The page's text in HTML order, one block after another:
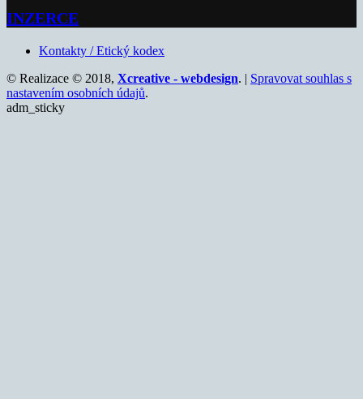
INZERCE
Kontakty / Etický kodex
© Realizace © 2018, Xcreative - webdesign. | Spravovat souhlas s
nastavením osobních údajů.
adm_sticky